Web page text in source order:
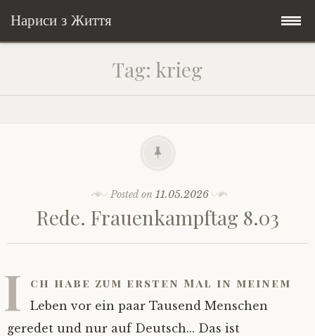
Нариси з Життя
content
Соло автостоп
Освіта і виховання
Соціальне
Поезія
Всякого по трохи
poetry
My Speeches/Мої промови
Tag: krieg
Posted on11.05.2026
Rede. Frauenkampftag 8.03
I ch habe zum ersten Mal in meinem
Leben vor ein paar Tausend Menschen
geredet und nur auf Deutsch... Das ist